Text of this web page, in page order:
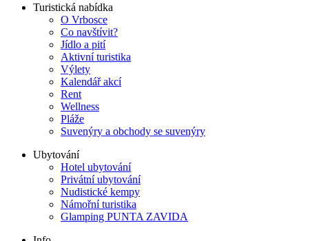
Turistická nabídka
O Vrbosce
Co navštívit?
Jídlo a pití
Aktivní turistika
Výlety
Kalendář akcí
Rent
Wellness
Pláže
Suvenýry a obchody se suvenýry
Ubytování
Hotel ubytování
Privátní ubytování
Nudistické kempy
Námořní turistika
Glamping PUNTA ZAVIDA